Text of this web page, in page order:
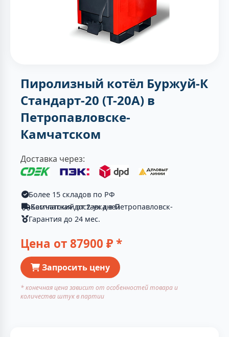
Пиролизный котёл Буржуй-К
Стандарт-20 (Т-20А) в
Петропавловске-
Камчатском
Доставка через:
Более 15 складов по РФ
Бесплатная доставка в Петропавловск-Камчатский от 2-ух дней
Гарантия до 24 мес.
Цена от87900 ₽ *
Запросить цену
* конечная цена зависит от особенностей товара и
количества штук в партии